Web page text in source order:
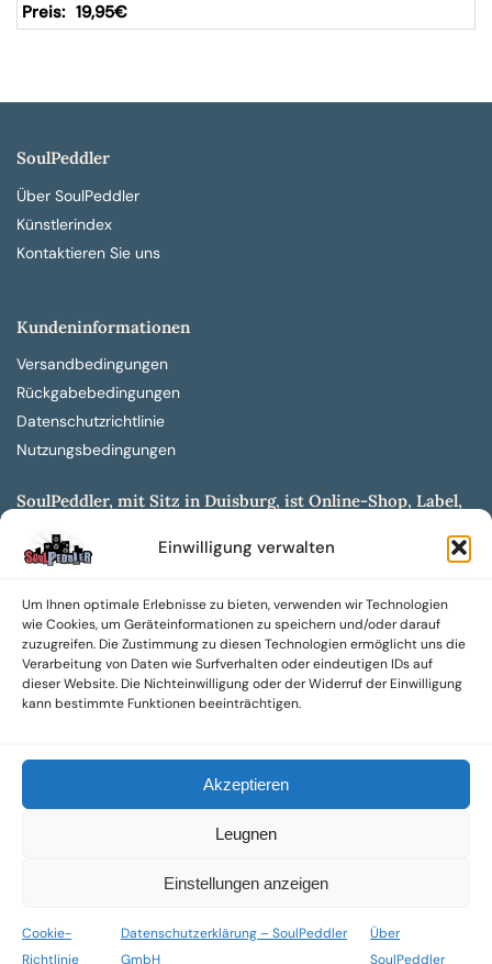
Einwilligung verwalten
Um Ihnen optimale Erlebnisse zu bieten, verwenden wir Technologien
wie Cookies, um Geräteinformationen zu speichern und/oder darauf
zuzugreifen. Die Zustimmung zu diesen Technologien ermöglicht uns die
Verarbeitung von Daten wie Surfverhalten oder eindeutigen IDs auf
dieser Website. Die Nichteinwilligung oder der Widerruf der Einwilligung
kann bestimmte Funktionen beeinträchtigen.
Akzeptieren
Leugnen
Einstellungen anzeigen
Cookie-
Richtlinie
Datenschutzerklärung – SoulPeddler
GmbH
Über
SoulPeddler
19,95€
SoulPeddler
Über SoulPeddler
Künstlerindex
Kontaktieren Sie uns
Kundeninformationen
Versandbedingungen
Rückgabebedingungen
Datenschutzrichtlinie
Nutzungsbedingungen
SoulPeddler, mit Sitz in Duisburg, ist Online-Shop, Label,
entwickelt aus dem SoulPeddler Vinyl-Presswerk und
unserer Online-Gig-Plattform.
Wir bieten eine breite Auswahl an sowohl hochgradig
sammelwürdigen als auch Mainstream-Titeln und -Formaten auf
Vinyl, CD und weiteren Medien.
Sowohl neue als auch gebrauchte, nach Zustand bewertete
Wir setzen uns leidenschaftlich für unabhängige Künstler und
Labels ein und bieten hochwertige, maßgeschneiderte Lösungen
aus über 30 Jahren Erfahrung in der Musikindustrie.
SoulPeddler Mailorder, Records & Vinyl Production – DUBOX –
Nettirock – Nice Guy Records – MOVA Museum of Vinyl Arts
© 2025 SoulPeddler GmbH®